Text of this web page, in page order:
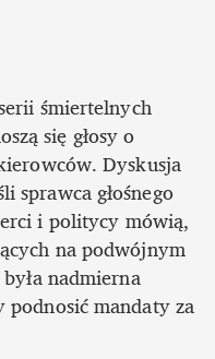
śmiertelnych
się głosy o
Dyskusja
sprawca głośnego
i politycy mówią,
na podwójnym
nadmierna
mandaty za